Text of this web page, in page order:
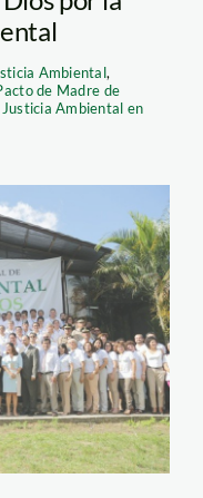
Ambiental,
de Madre de
Ambiental en
–